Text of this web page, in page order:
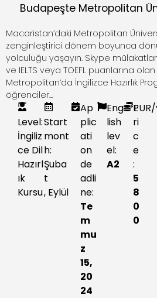
Budapeşte Metropolitan
Macaristan’daki Metropolitan
zenginleştirici dönem boyunca
yolculuğu yaşayın. Skype
ve IELTS veya TOEFL puanlarına
Metropolitan’da İngilizce Hazırlık
öğrenciler...
Level:
İngiliz
ce Dil
Hazırl
ık
Kursu
Start
mont
h:
Şuba
t
, Eylül
Ap
plic
ati
on
de
adli
ne:
Te
m
mu
z
15,
20
24
Eng
lish
lev
el:
A2
P
ri
c
e
:
5
8
0
0
EUR/